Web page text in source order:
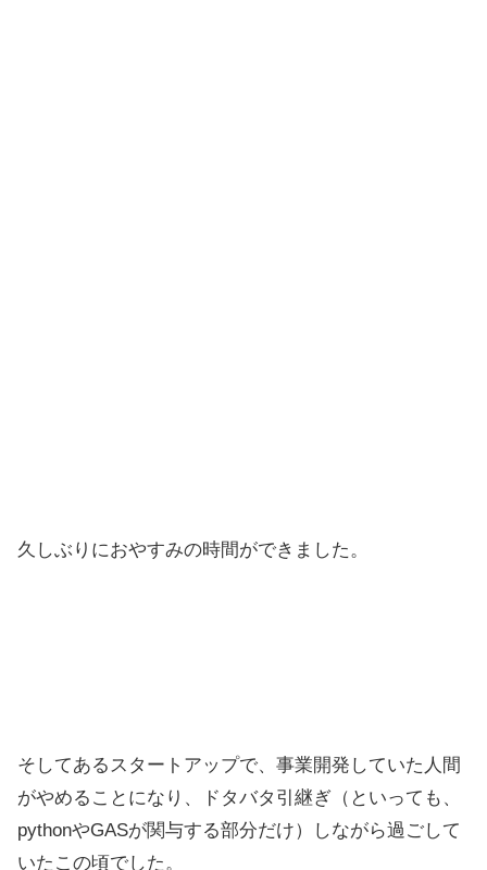
久しぶりにおやすみの時間ができました。
そしてあるスタートアップで、事業開発していた人間
がやめることになり、ドタバタ引継ぎ（といっても、
pythonやGASが関与する部分だけ）しながら過ごして
いたこの頃でした。